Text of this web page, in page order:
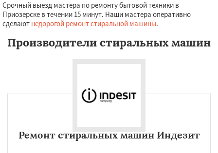
Срочный выезд мастера по ремонту бытовой техники в
Приозерске в течении 15 минут. Наши мастера оперативно
сделают недорогой ремонт стиральной машины.
Производители стиральных машин
Ремонт стиральных машин Индезит